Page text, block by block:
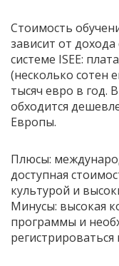
Стоимость
зависит от
системе ISEE:
(несколько сотен
тысяч евро в год.
обходится
Европы.
Плюсы:
доступная
культурой и
Минусы: высокая
программы и
регистрироваться